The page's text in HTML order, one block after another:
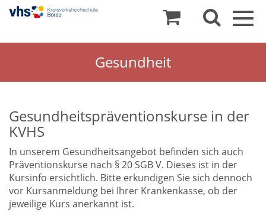
Gesundheit
Gesundheitspräventionskurse in der
KVHS
In unserem Gesundheitsangebot befinden sich auch
Präventionskurse nach § 20 SGB V. Dieses ist in der
Kursinfo ersichtlich. Bitte erkundigen Sie sich dennoch
vor Kursanmeldung bei Ihrer Krankenkasse, ob der
jeweilige Kurs anerkannt ist.